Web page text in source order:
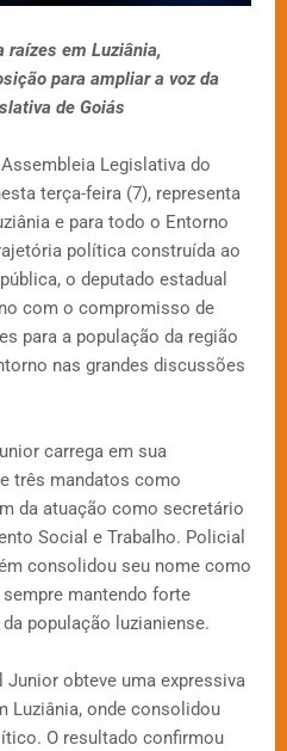
raízes em Luziânia,
para ampliar a voz da
de Goiás
Legislativa do
terça-feira (7), representa
e para todo o Entorno
política construída ao
o deputado estadual
com o compromisso de
para a população da região
nas grandes discussões
carrega em sua
três mandatos como
da atuação como secretário
Social e Trabalho. Policial
consolidou seu nome como
mantendo forte
população luzianiense.
Junior obteve uma expressiva
Luziânia, onde consolidou
O resultado confirmou